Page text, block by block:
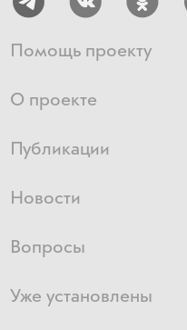
Помощь проекту
О проекте
Публикации
Новости
Вопросы
Уже установлены